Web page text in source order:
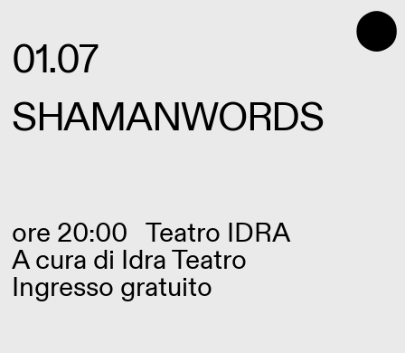
⬤
01.07
SHAMANWORDS
ore 20:00 Teatro IDRA
A cura di Idra Teatro
Ingresso gratuito